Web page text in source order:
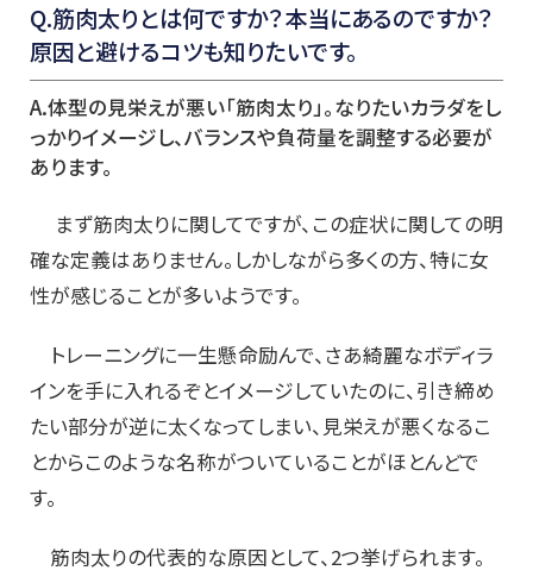
Q.筋肉太りとは何ですか？本当にあるのですか？
原因と避けるコツも知りたいです。
A.体型の見栄えが悪い「筋肉太り」。なりたいカラダをし
っかりイメージし、バランスや負荷量を調整する必要が
あります。
まず筋肉太りに関してですが、この症状に関しての明
確な定義はありません。しかしながら多くの方、特に女
性が感じることが多いようです。
トレーニングに一生懸命励んで、さあ綺麗なボディラ
インを手に入れるぞとイメージしていたのに、引き締め
たい部分が逆に太くなってしまい、見栄えが悪くなるこ
とからこのような名称がついていることがほとんどで
す。
筋肉太りの代表的な原因として、2つ挙げられます。